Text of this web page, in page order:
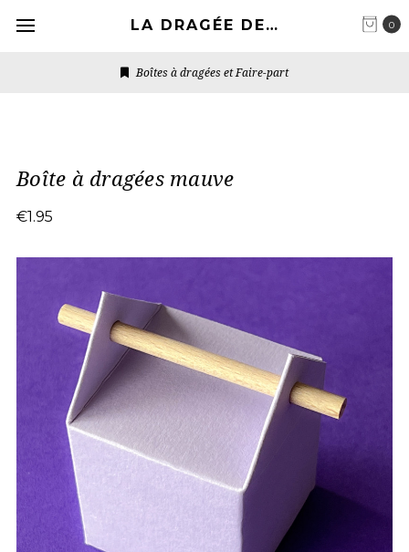
0
LA DRAGÉE DESIGN
Boîtes à dragées et Faire-part
Boîte à dragées mauve
€1.95